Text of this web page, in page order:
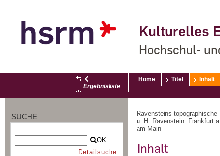
Kulturelles
Hochschul-
Ergebnisliste
Home Titel Inhalt
SUCHE
OK
Detailsuche
Ravensteins
u. H. Ravenstein. Frankfurt
am Main
Inhalt